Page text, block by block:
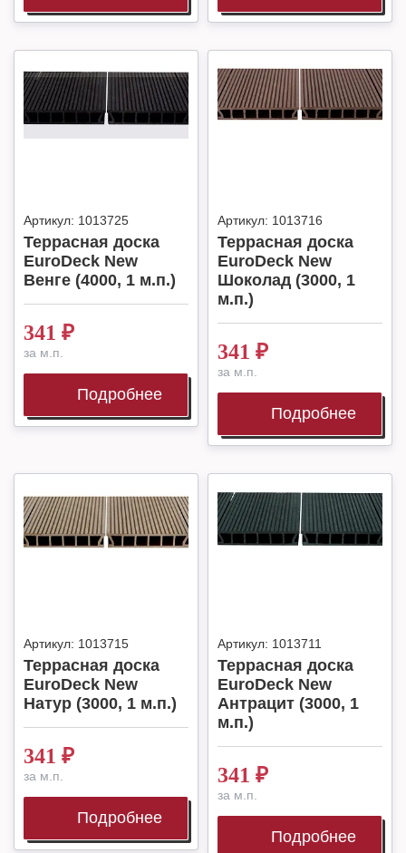
Артикул: 1013725
Террасная доска
EuroDeck New
Венге (4000, 1 м.п.)
341 ₽
за м.п.
Подробнее
Артикул: 1013716
Террасная доска
EuroDeck New
Шоколад (3000, 1
м.п.)
341 ₽
за м.п.
Подробнее
Артикул: 1013715
Террасная доска
EuroDeck New
Натур (3000, 1 м.п.)
341 ₽
за м.п.
Подробнее
Артикул: 1013711
Террасная доска
EuroDeck New
Антрацит (3000, 1
м.п.)
341 ₽
за м.п.
Подробнее